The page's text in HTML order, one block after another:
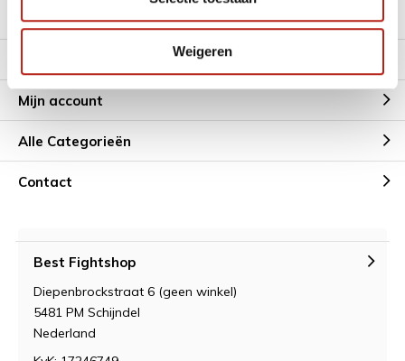
Weigeren
Meer informatie
Mijn account
Alle Categorieën
Contact
Best Fightshop
Diepenbrockstraat 6 (geen winkel)
5481 PM Schijndel
Nederland